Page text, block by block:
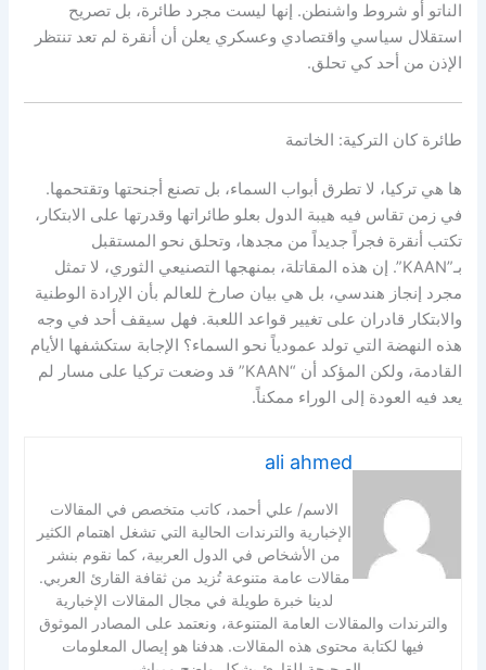
الناتو أو شروط واشنطن. إنها ليست مجرد طائرة، بل تصريح
استقلال سياسي واقتصادي وعسكري يعلن أن أنقرة لم تعد تنتظر
الإذن من أحد كي تحلق.
طائرة كان التركية: الخاتمة
ها هي تركيا، لا تطرق أبواب السماء، بل تصنع أجنحتها وتقتحمها.
في زمن تقاس فيه هيبة الدول بعلو طائراتها وقدرتها على الابتكار،
تكتب أنقرة فجراً جديداً من مجدها، وتحلق نحو المستقبل
بـ”KAAN”. إن هذه المقاتلة، بمنهجها التصنيعي الثوري، لا تمثل
مجرد إنجاز هندسي، بل هي بيان صارخ للعالم بأن الإرادة الوطنية
والابتكار قادران على تغيير قواعد اللعبة. فهل سيقف أحد في وجه
هذه النهضة التي تولد عمودياً نحو السماء؟ الإجابة ستكشفها الأيام
القادمة، ولكن المؤكد أن “KAAN” قد وضعت تركيا على مسار لم
يعد فيه العودة إلى الوراء ممكناً.
ali ahmed
الاسم/ علي أحمد، كاتب متخصص في المقالات
الإخبارية والترندات الحالية التي تشغل اهتمام الكثير
من الأشخاص في الدول العربية، كما نقوم بنشر
مقالات عامة متنوعة تُزيد من ثقافة القارئ العربي.
لدينا خبرة طويلة في مجال المقالات الإخبارية
والترندات والمقالات العامة المتنوعة، ونعتمد على المصادر الموثوق
فيها لكتابة محتوى هذه المقالات. هدفنا هو إيصال المعلومات